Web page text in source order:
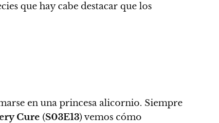
que hay cabe destacar que los
en una princesa alicornio. Siempre
Cure (S03E13) vemos cómo